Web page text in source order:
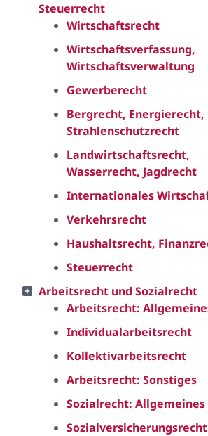
Steuerrecht
Wirtschaftsrecht
Wirtschaftsverfassung,
Wirtschaftsverwaltung
Gewerberecht
Bergrecht, Energierecht,
Strahlenschutzrecht
Landwirtschaftsrecht,
Wasserrecht, Jagdrecht
Internationales
Verkehrsrecht
Haushaltsrecht,
Steuerrecht
Arbeitsrecht und Sozialrecht
Arbeitsrecht:
Individualarbeitsrecht
Kollektivarbeitsrecht
Arbeitsrecht: Sonstiges
Sozialrecht: Allgemeines
Sozialversicherungsrecht